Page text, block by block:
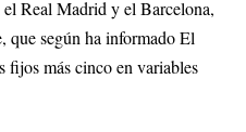
Real Madrid y el Barcelona,
que según ha informado El
más cinco en variables